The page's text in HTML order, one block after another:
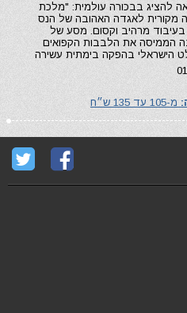
להציג בבכורה עולמית: "מלכת
מקורית לאגדה האהובה של הנס
בעיבוד מרהיב וקסום. מסע של
הממיסה את הלבבות הקפואים
הישראלי בהפקה בימתית עשירה
מ-105 עד 135 ש״ח